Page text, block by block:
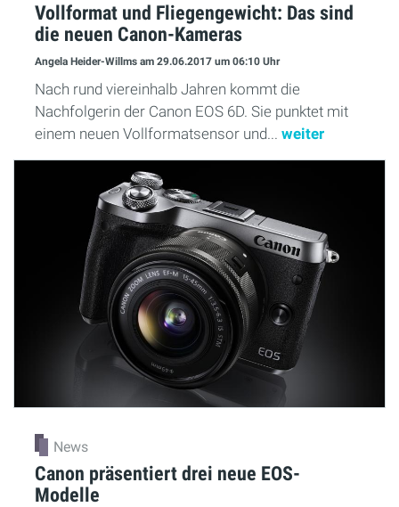
Vollformat und Fliegengewicht: Das sind
die neuen Canon-Kameras
Angela Heider-Willms am 29.06.2017 um 06:10 Uhr
Nach rund viereinhalb Jahren kommt die
Nachfolgerin der Canon EOS 6D. Sie punktet mit
einem neuen Vollformatsensor und... weiter
News
Canon präsentiert drei neue EOS-
Modelle